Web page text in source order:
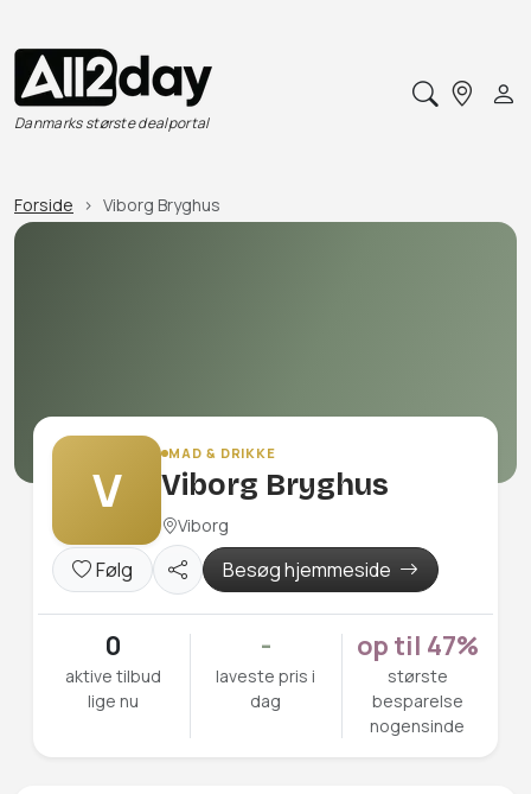
Danmarks største dealportal
Forside Viborg Bryghus
V
MAD & DRIKKE
Viborg Bryghus
Viborg
Følg Besøg hjemmeside
0
aktive tilbud
lige nu
-
laveste pris i
dag
op til 47%
største
besparelse
nogensinde